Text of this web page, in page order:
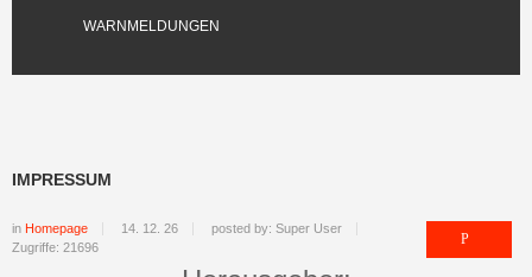
WARNMELDUNGEN
IMPRESSUM
in Homepage 14. 12. 26
posted by: Super User
Zugriffe: 21696